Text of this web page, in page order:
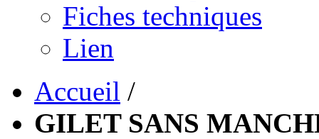
Fiches techniques
Lien
Accueil /
GILET SANS